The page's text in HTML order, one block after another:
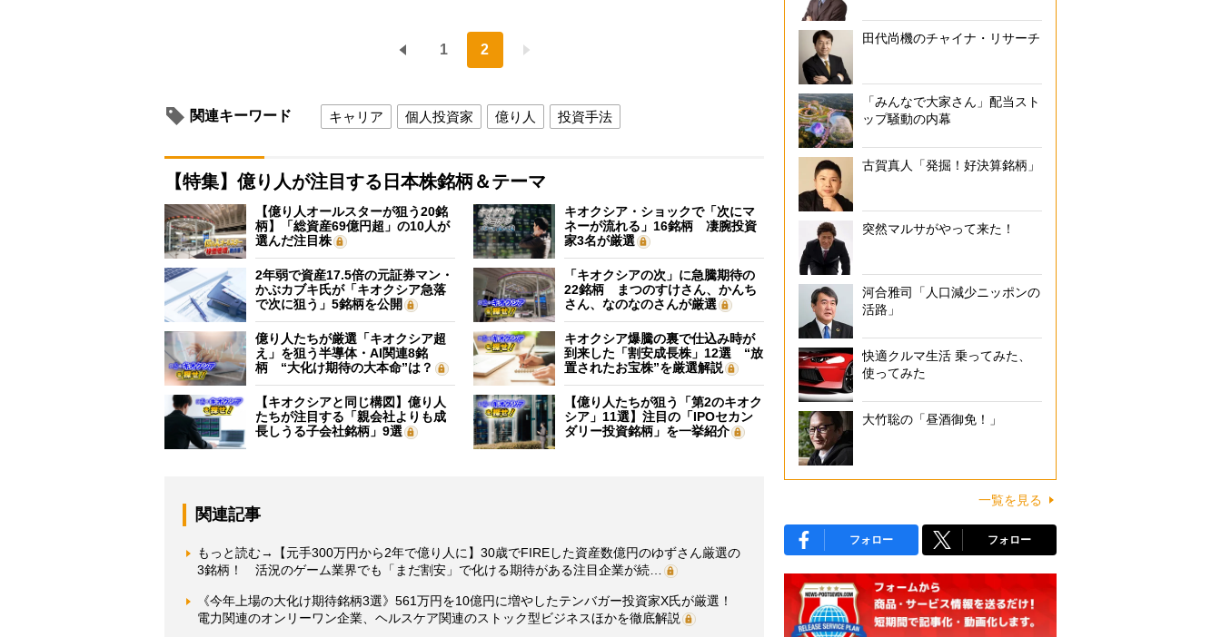
1 2
関連キーワード キャリア 個人投資家 億り人 投資手法
【特集】億り人が注目する日本株銘柄＆テーマ
【億り人オールスターが狙う20銘
柄】「総資産69億円超」の10人が
選んだ注目株
キオクシア・ショックで「次にマ
ネーが流れる」16銘柄 凄腕投資
家3名が厳選
2年弱で資産17.5倍の元証券マン・
かぶカブキ氏が「キオクシア急落
で次に狙う」5銘柄を公開
「キオクシアの次」に急騰期待の
22銘柄 まつのすけさん、かんち
さん、なのなのさんが厳選
億り人たちが厳選「キオクシア超
え」を狙う半導体・AI関連8銘
柄 “大化け期待の大本命”は？
キオクシア爆騰の裏で仕込み時が
到来した「割安成長株」12選 “放
置されたお宝株”を厳選解説
【キオクシアと同じ構図】億り人
たちが注目する「親会社よりも成
長しうる子会社銘柄」9選
【億り人たちが狙う「第2のキオク
シア」11選】注目の「IPOセカン
ダリー投資銘柄」を一挙紹介
関連記事
もっと読む→【元手300万円から2年で億り人に】30歳でFIREした資産数億円のゆずさん厳選の
3銘柄！ 活況のゲーム業界でも「まだ割安」で化ける期待がある注目企業が続…
《今年上場の大化け期待銘柄3選》561万円を10億円に増やしたテンバガー投資家X氏が厳選！
電力関連のオンリーワン企業、ヘルスケア関連のストック型ビジネスほかを徹底解説
田代尚機のチャイナ・リサーチ
「みんなで大家さん」配当スト
ップ騒動の内幕
古賀真人「発掘！好決算銘柄」
突然マルサがやって来た！
河合雅司「人口減少ニッポンの
活路」
快適クルマ生活 乗ってみた、
使ってみた
大竹聡の「昼酒御免！」
一覧を見る
フォロー フォロー